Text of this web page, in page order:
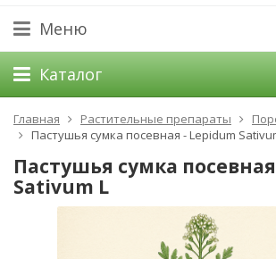
Меню
Каталог
Главная Растительные препараты
Пастушья сумка посевная - Lepidum
Пастушья сумка
Sativum L